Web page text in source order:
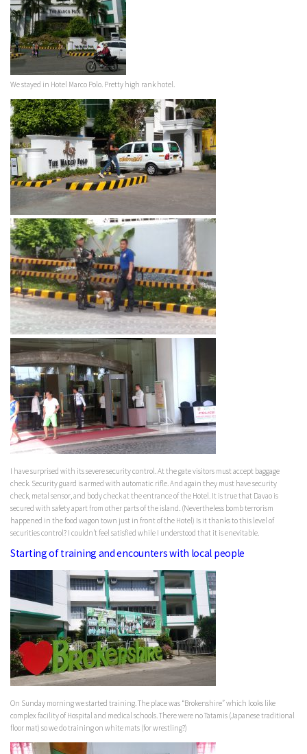
We stayed in Hotel Marco Polo. Pretty high rank hotel.
I have surprised with its severe security control. At the gate visitors must accept baggage
check. Security guard is armed with automatic rifle. And again they must have security
check, metal sensor, and body check at the entrance of the Hotel. It is true that Davao is
secured with safety apart from other parts of the island. (Nevertheless bomb terrorism
happened in the food wagon town just in front of the Hotel) Is it thanks to this level of
securities control? I couldn’t feel satisfied while I understood that it is enevitable.
Starting of training and encounters with local people
On Sunday morning we started training. The place was “Brokenshire” which looks like
complex facility of Hospital and medical schools. There were no Tatamis (Japanese traditional
floor mat) so we do training on white mats (for wrestling?)